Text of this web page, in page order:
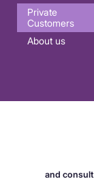
Private
Customers
About us
and